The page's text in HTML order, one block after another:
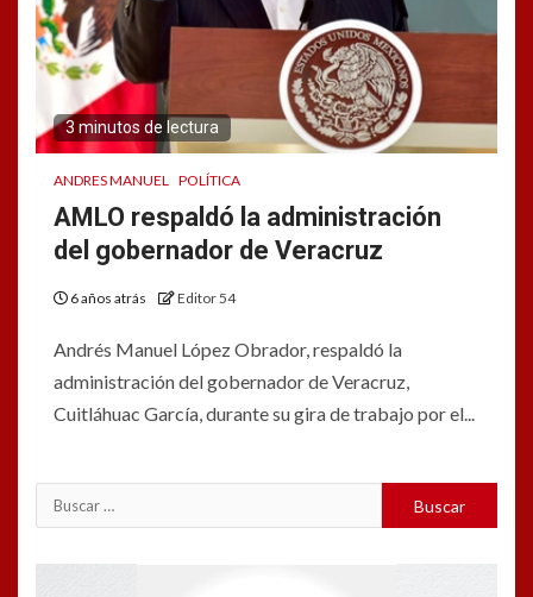
3 minutos de lectura
ANDRES MANUEL POLÍTICA
AMLO respaldó la administración
del gobernador de Veracruz
6 años atrás Editor 54
Andrés Manuel López Obrador, respaldó la
administración del gobernador de Veracruz,
Cuitláhuac García, durante su gira de trabajo por el...